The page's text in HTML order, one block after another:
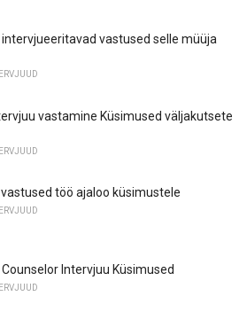
intervjueeritavad vastused selle müüja
vastamine Küsimused väljakutsete
töö ajaloo küsimustele
Intervjuu Küsimused